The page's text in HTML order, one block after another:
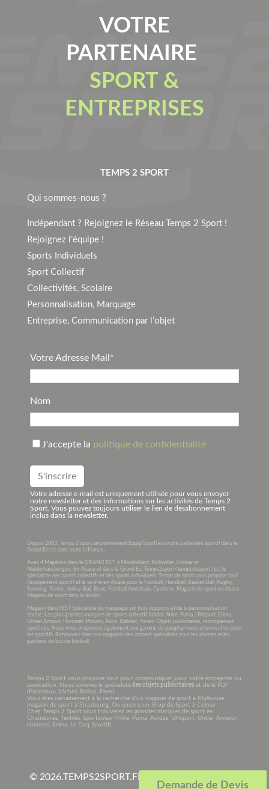
VOTRE
PARTENAIRE
SPORT &
ENTREPRISES
TEMPS 2 SPORT
Qui sommes-nous ?
Indépendant ? Rejoignez le Réseau Temps 2 Sport !
Rejoignez l’équipe !
Sports Individuels
Sport Collectif
Collectivités, Scolaire
Personnalisation, Marquage
Entreprise, Communication par l’objet
Votre Adresse Mail*
Nom
J'accepte la politique de confidentialité
Votre adresse e-mail est uniquement utilisée pour vous envoyer
notre newsletter et des informations sur les activités de Temps 2
Sport. Vous pouvez toujours utiliser le lien de désabonnement
inclus dans la newsletter.
Depuis 2003, Temps 2 sport (anciennement Equip’Sport) est votre partenaire sportif dans le
Grand Est et dans toute la France .
Avec 4 Magasins dans le GRAND EST à Montbéliard, Richwiller, Colmar et
Niederhausbergen. En Alsace et dans le Grand Est Temps2sport ( tempsdesport ) est le
spécialiste des sports collectifs et des sports individuels. Temps de sport vous propose tout
l’équipement sportif et le textile en Alsace pour le Football, Handball, Basket-Ball, Rugby,
Running, Tennis, Volley-Ball, Boxe, Football Américain, Cyclisme. Magasin de sport en Alsace,
Magasin de sport dans le doubs.
Magasin dans l’EST Spécialiste du marquage sur tous supports et de la personnalisation
textile. Les plus grandes marques de sports collectif Adidas, Nike, Puma, Uhlsport, Erima,
Under Armour, Hummel, Mizuno, Asics, Babolat, Yonex. Objets publicitaires, récompenses
sportives. Nous vous proposons également une gamme de parapharmacie et protection pour
les sportifs. Retrouvez dans nos magasins des corners spécialisés pour les arbitres et les
gardiens de but de football.
Temps 2 Sport vous propose tout pour communiquer pour votre entreprise ou
association. Nous sommes le spécialistedes objets publicitaireset de la PLV
(Panneaux, bâches, Rollup, Flyer)
Vous êtes certainement à la recherche d’un magasin de sport à Mulhouse.
magasin de sport à Strasbourg. Ou encore un Shop de Sport à Colmar.
Chez Temps 2 Sport vous trouverez les grandes marques de sport en
Chaussures, Textiles, Sportswear (Nike, Puma, Adidas, Uhlsport, Under Armour
Hummel, Erima, Le Coq Sportif).
Demande de Devis
© 2026.TEMPS2SPORT.FR. Tous droits réservés à